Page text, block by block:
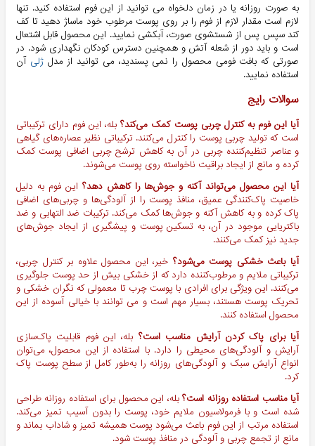
به صورت روزانه یا در زمان دلخواه می توانید از این فوم استفاده کنید. تنها
لازم است مقدار لازم از فوم را بر روی پوست مرطوب خود ماساژ دهید تا کف
کند سپس پس از شستشوی صورت، آبکشی نمایید. این محصول قابل اشتعال
است و باید دور از شعله آتش و همچنین دسترس کودکان نگهداری شود. در
صورتی که بافت فومی محصول را نمی پسندید، می توانید از مدل ژلی آن
استفاده نمایید.
سوالات رایج
آیا این فوم به کنترل چربی پوست کمک می‌کند؟بله، این فوم دارای ترکیباتی
است که تولید چربی پوست را کنترل می‌کنند. ترکیباتی نظیر عصاره‌های گیاهی
و عناصر تنظیم‌کننده چربی در آن به کاهش ترشح چربی اضافی پوست کمک
کرده و مانع از ایجاد براقیت ناخواسته روی پوست می‌شوند.
آیا این محصول می‌تواند آکنه و جوش‌ها را کاهش دهد؟ این فوم به دلیل
خاصیت پاک‌کنندگی عمیق، منافذ پوست را از آلودگی‌ها و چربی‌های اضافی
پاک کرده و به کاهش آکنه و جوش‌ها کمک می‌کند. ترکیبات ضد التهابی و ضد
باکتریایی موجود در آن، به تسکین پوست و پیشگیری از ایجاد جوش‌های
جدید نیز کمک می‌کنند.
آیا باعث خشکی پوست می‌شود؟ خیر، این محصول علاوه بر کنترل چربی،
ترکیباتی ملایم و مرطوب‌کننده دارد که از خشکی بیش از حد پوست جلوگیری
می‌کنند. این ویژگی برای افرادی با پوست چرب تا معمولی که نگران خشکی و
تحریک پوست هستند، بسیار مهم است و می توانند با خیالی آسوده از این
محصول استفاده کنند.
آیا برای پاک کردن آرایش مناسب است؟ بله، این فوم قابلیت پاک‌سازی
آرایش و آلودگی‌های محیطی را دارد. با استفاده از این محصول، می‌توان
انواع آرایش سبک و آلودگی‌های روزانه را به‌طور کامل از سطح پوست پاک
کرد.
آیا مناسب استفاده روزانه است؟بله، این محصول برای استفاده روزانه طراحی
شده است و با فرمولاسیون ملایم خود، پوست را بدون آسیب تمیز می‌کند.
استفاده مرتب از این فوم باعث می‌شود پوست همیشه تمیز و شاداب بماند و
مانع از تجمع چربی و آلودگی در منافذ پوست شود.